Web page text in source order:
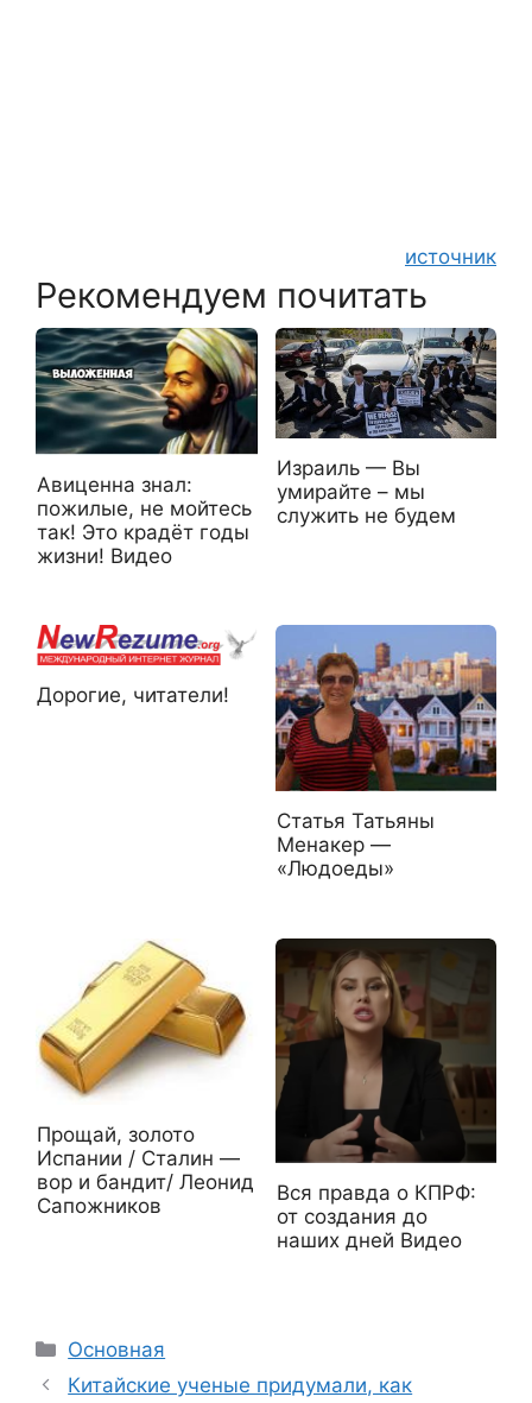
источник
Рекомендуем почитать
Авиценна знал:
пожилые, не мойтесь
так! Это крадёт годы
жизни! Видео
Израиль — Вы
умирайте – мы
служить не будем
Дорогие, читатели!
Статья Татьяны
Менакер —
«Людоеды»
Прощай, золото
Испании / Сталин —
вор и бандит/ Леонид
Сапожников
Вся правда о КПРФ:
от создания до
наших дней Видео
Рубрики
Основная
Китайские ученые придумали, как